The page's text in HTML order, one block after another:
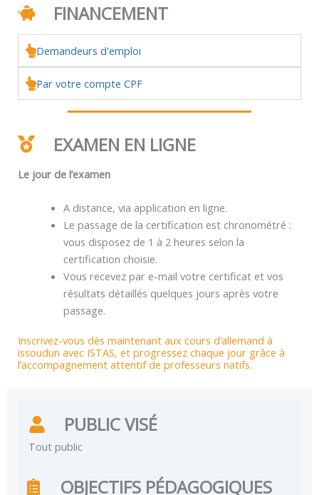
FINANCEMENT
Demandeurs d'emploi
Par votre compte CPF
EXAMEN EN LIGNE
Le jour de l’examen
A distance, via application en ligne.
Le passage de la certification est chronométré :
vous disposez de 1 à 2 heures selon la
certification choisie.
Vous recevez par e-mail votre certificat et vos
résultats détaillés quelques jours après votre
passage.
Inscrivez-vous dès maintenant aux cours d’allemand à
issoudun avec ISTAS, et progressez chaque jour grâce à
l’accompagnement attentif de professeurs natifs.
PUBLIC VISÉ
Tout public
OBJECTIFS PÉDAGOGIQUES